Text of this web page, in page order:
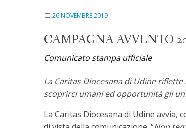
26 NOVEMBRE 2019
CAMPAGNA AVVENTO
Comunicato stampa ufficiale
La Caritas Diocesana di Udine
scoprirci umani ed opportunità gli
La Caritas Diocesana di Udine avvia,